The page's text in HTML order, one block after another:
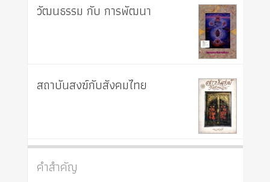
วัฒนธรรม กับ การพัฒนา
สถาบันสงฆ์กับสังคมไทย
คำสำคัญ